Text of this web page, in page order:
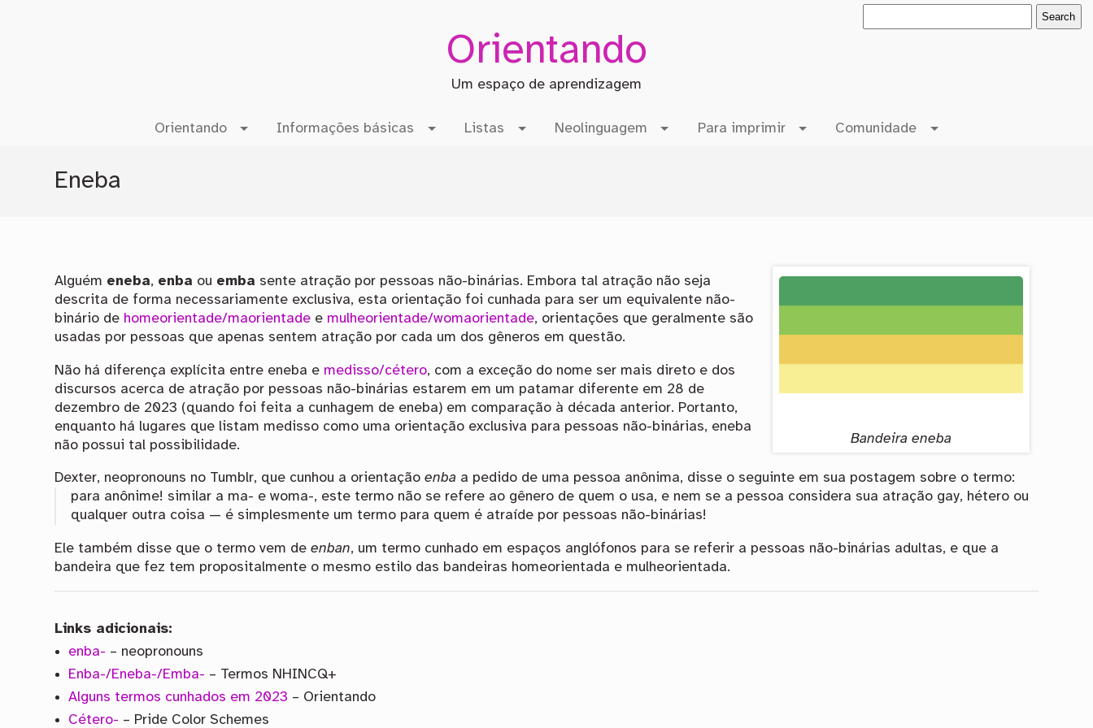
Orientando
Um espaço de aprendizagem
Orientando Informações básicas Listas Neolinguagem Para imprimir Comunidade
Eneba
Bandeira eneba
Alguém eneba, enba ou emba sente atração por pessoas não-binárias. Embora tal atração não seja
descrita de forma necessariamente exclusiva, esta orientação foi cunhada para ser um equivalente não-
binário de homeorientade/maorientade e mulheorientade/womaorientade, orientações que geralmente são
usadas por pessoas que apenas sentem atração por cada um dos gêneros em questão.
Não há diferença explícita entre eneba e medisso/cétero, com a exceção do nome ser mais direto e dos
discursos acerca de atração por pessoas não-binárias estarem em um patamar diferente em 28 de
dezembro de 2023 (quando foi feita a cunhagem de eneba) em comparação à década anterior. Portanto,
enquanto há lugares que listam medisso como uma orientação exclusiva para pessoas não-binárias, eneba
não possui tal possibilidade.
Dexter, neopronouns no Tumblr, que cunhou a orientaçãoenba a pedido de uma pessoa anônima, disse o seguinte em sua postagem sobre o termo:
para anônime! similar a ma- e woma-, este termo não se refere ao gênero de quem o usa, e nem se a pessoa considera sua atração gay, hétero ou
qualquer outra coisa — é simplesmente um termo para quem é atraíde por pessoas não-binárias!
Ele também disse que o termo vem deenban, um termo cunhado em espaços anglófonos para se referir a pessoas não-binárias adultas, e que a
bandeira que fez tem propositalmente o mesmo estilo das bandeiras homeorientada e mulheorientada.
Links adicionais:
enba- – neopronouns
Enba-/Eneba-/Emba- – Termos NHINCQ+
Alguns termos cunhados em 2023 – Orientando
Cétero- – Pride Color Schemes